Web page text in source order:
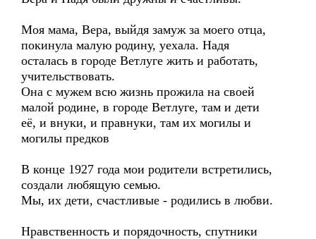
Моя мама, Вера, выйдя замуж за моего отца,
покинула малую родину, уехала. Надя
осталась в городе Ветлуге жить и работать,
учительствовать.
Она с мужем всю жизнь прожила на своей
малой родине, в городе Ветлуге, там и дети
её, и внуки, и правнуки, там их могилы и
могилы предков
В конце 1927 года мои родители встретились,
создали любящую семью.
Мы, их дети, счастливые - родились в любви.
Нравственность и порядочность, спутники